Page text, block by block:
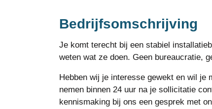
Bedrijfsomschrijving
Je komt terecht bij een stabiel
weten wat ze doen. Geen bureaucratie,
Hebben wij je interesse gewekt en wil je
nemen binnen 24 uur na je sollicitatie
kennismaking bij ons een gesprek met